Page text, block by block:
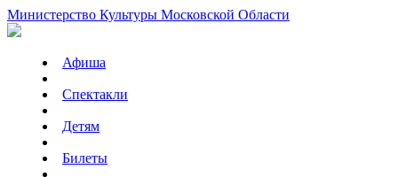
Министерство Культуры Московской Области
Афиша
Спектакли
Детям
Билеты